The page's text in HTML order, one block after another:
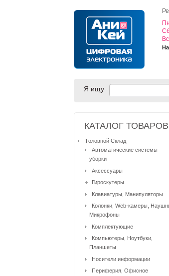
Я ищу
КАТАЛОГ ТОВАРОВ
!Головной Склад
Автоматические системы
уборки
Аксессуары
Гироскутеры
Клавиатуры, Манипуляторы
Колонки, Web-камеры,
Микрофоны
Комплектующие
Компьютеры, Ноутбуки,
Планшеты
Носители информации
Периферия, Офисное